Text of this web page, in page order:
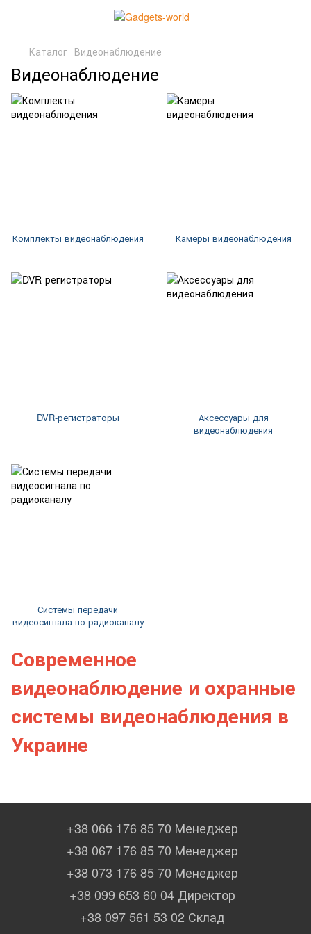
Каталог Видеонаблюдение
Видеонаблюдение
Современное
видеонаблюдение и охранные
системы видеонаблюдения в
Украине
Комплекты видеонаблюдения Камеры видеонаблюдения
DVR-регистраторы
Аксессуары для
видеонаблюдения
Системы передачи
видеосигнала по радиоканалу
+38 066 176 85 70 Менеджер
+38 067 176 85 70 Менеджер
+38 073 176 85 70 Менеджер
+38 099 653 60 04 Директор
+38 097 561 53 02 Склад